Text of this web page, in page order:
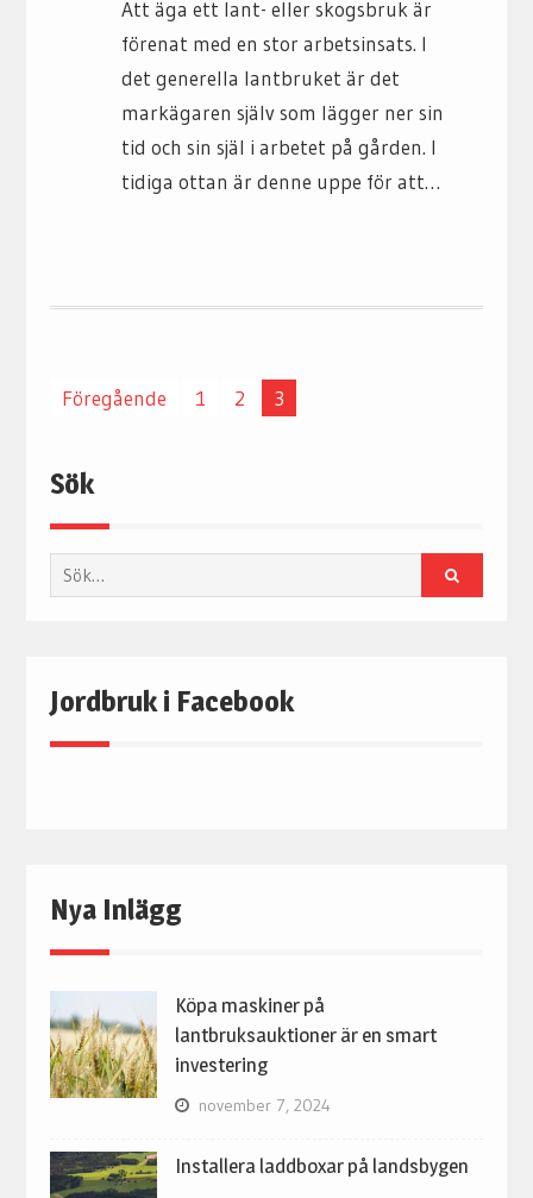
Att äga ett lant- eller skogsbruk är
förenat med en stor arbetsinsats. I
det generella lantbruket är det
markägaren själv som lägger ner sin
tid och sin själ i arbetet på gården. I
tidiga ottan är denne uppe för att…
Sidnumrering
inlägg
Föregående 1 2 3
Sök
Sök
Jordbruk i Facebook
Nya Inlägg
Köpa maskiner på
lantbruksauktioner är en smart
investering
november 7, 2024
Installera laddboxar på landsbygen